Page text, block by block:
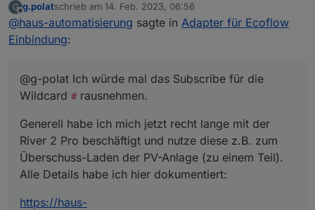
Generell habe ich mich jetzt recht lange
mit der River 2 Pro beschäftigt und
batteriespeicher.html
G
Offline
g.polatschrieb am 14. Feb. 2023, 06:56
zuletzt editiert von
@haus-automatisierung sagte in Adapter für Ecoflow
Einbindung:
@g-polat Ich würde mal das Subscribe für die
Wildcard #rausnehmen.
Generell habe ich mich jetzt recht lange mit der
River 2 Pro beschäftigt und nutze diese z.B. zum
Überschuss-Laden der PV-Anlage (zu einem Teil).
Alle Details habe ich hier dokumentiert:
https://haus-